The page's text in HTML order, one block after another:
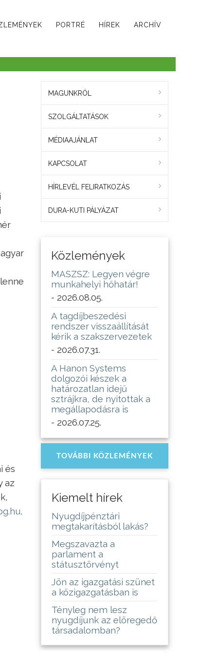
PORTRÉ HÍREK ARCHÍV
és
az
.
MAGUNKRÓL
SZOLGÁLTATÁSOK
MÉDIAAJÁNLAT
KAPCSOLAT
HÍRLEVÉL FELIRATKOZÁS
DURA-KUTI PÁLYÁZAT
Közlemények
MASZSZ: Legyen végre
munkahelyi hőhatár!
- 2026.08.05.
A tagdíjbeszedési
rendszer visszaállítását
kérik a szakszervezetek
- 2026.07.31.
A Hanon Systems
dolgozói készek a
határozatlan idejű
sztrájkra, de nyitottak a
megállapodásra is
- 2026.07.25.
TOVÁBBI KÖZLEMÉNYEK
Kiemelt hírek
Nyugdíjpénztári
megtakarításból lakás?
Megszavazta a
parlament a
státusztörvényt
Jön az igazgatási szünet
a közigazgatásban is
Tényleg nem lesz
nyugdíjunk az elöregedő
társadalomban?